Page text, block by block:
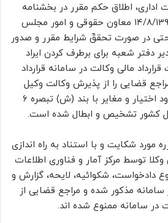
اطلاق حکم مقرر در بخشنامه
شماره ۵۰۰/۱۵۰۸۹/۹۰۰۰-۱۴/۸/۱۳۹۹ معاون حقوقی و امور مجلس
در صورت تحققّ شرایط مقرر و صدور
دفتر شعبه برای برطرف کردن ایراد
مالی وکالت در سامانه قرارداد
قضایی را از پذیرش وکالت وکیل
منع کرده بود، خارج از حدود اختیار و مغایر با بند (ش) تبصره ۶
مورد شکایت و با استناد به راه اندازی
وکلا توسط مرکز آمار و فناوری اطلاعات
دادخواست، شکوائیه، لایحه، گزارش و
سامانه مذکور شده و مراجع قضایی از
در سامانه ممنوع شده اند.